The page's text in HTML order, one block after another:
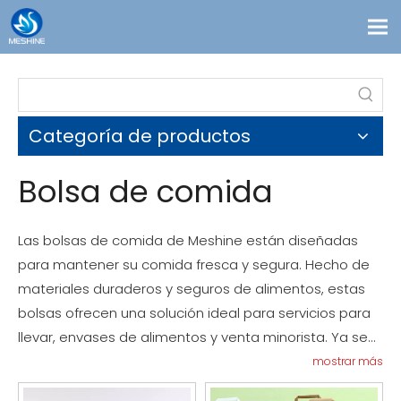
Soluciones
Blogs
Sobre nosotros
Categoría de productos
Bolsa de comida
Las bolsas de comida de Meshine están diseñadas
para mantener su comida fresca y segura. Hecho de
materiales duraderos y seguros de alimentos, estas
bolsas ofrecen una solución ideal para servicios para
llevar, envases de alimentos y venta minorista. Ya sea
que esté empaquetando sándwiches, bocadillos o
productos, nuestras bolsas de comida son perfectas
mostrar más